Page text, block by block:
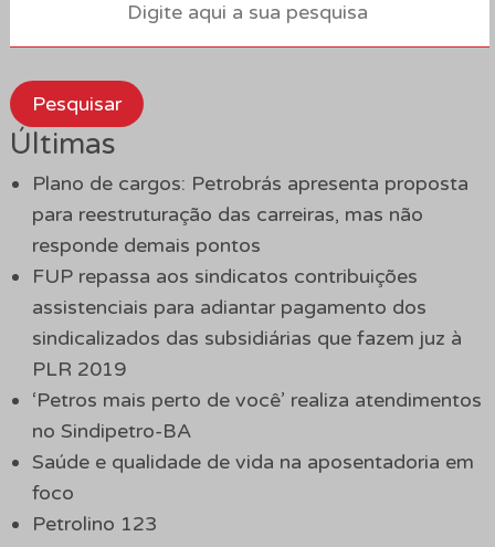
Pesquisar
Últimas
Plano de cargos: Petrobrás apresenta proposta
para reestruturação das carreiras, mas não
responde demais pontos
FUP repassa aos sindicatos contribuições
assistenciais para adiantar pagamento dos
sindicalizados das subsidiárias que fazem juz à
PLR 2019
‘Petros mais perto de você’ realiza atendimentos
no Sindipetro-BA
Saúde e qualidade de vida na aposentadoria em
foco
Petrolino 123